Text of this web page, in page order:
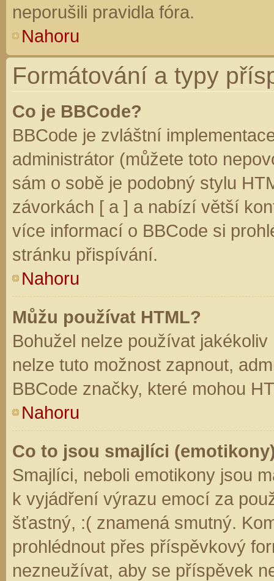
neporušili pravidla fóra.
Nahoru
Formátování a typy
Co je BBCode?
BBCode je zvláštní
administrátor (můžete toto
sám o sobě je podobný stylu
závorkách [ a ] a nabízí větší
více informací o BBCode si
stránku přispívání.
Nahoru
Můžu používat HTML?
Bohužel nelze používat
nelze tuto možnost zapnout,
BBCode značky, které mohou
Nahoru
Co to jsou smajlíci
Smajlíci, neboli emotikony jsou
k vyjádření výrazu emocí za
šťastný, :( znamená smutný.
prohlédnout přes příspěvkový
nezneužívat, aby se příspěvek